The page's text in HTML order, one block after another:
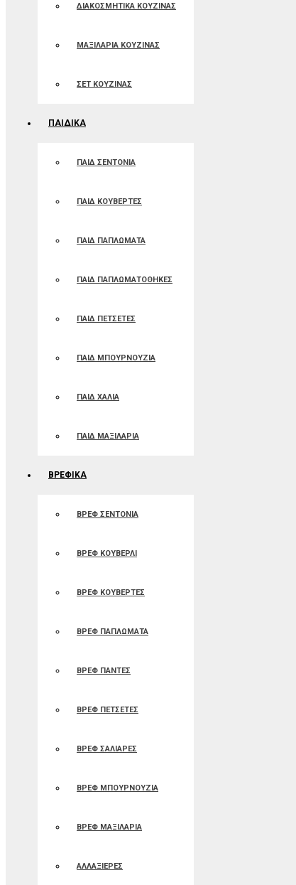
ΔΙΑΚΟΣΜΗΤΙΚΑ ΚΟΥΖΙΝΑΣ
ΜΑΞΙΛΑΡΙΑ ΚΟΥΖΙΝΑΣ
ΣΕΤ ΚΟΥΖΙΝΑΣ
ΠΑΙΔΙΚΑ
ΠΑΙΔ ΣΕΝΤΟΝΙΑ
ΠΑΙΔ ΚΟΥΒΕΡΤΕΣ
ΠΑΙΔ ΠΑΠΛΩΜΑΤΑ
ΠΑΙΔ ΠΑΠΛΩΜΑΤΟΘΗΚΕΣ
ΠΑΙΔ ΠΕΤΣΕΤΕΣ
ΠΑΙΔ ΜΠΟΥΡΝΟΥΖΙΑ
ΠΑΙΔ ΧΑΛΙΑ
ΠΑΙΔ ΜΑΞΙΛΑΡΙΑ
ΒΡΕΦΙΚΑ
ΒΡΕΦ ΣΕΝΤΟΝΙΑ
ΒΡΕΦ ΚΟΥΒΕΡΛΙ
ΒΡΕΦ ΚΟΥΒΕΡΤΕΣ
ΒΡΕΦ ΠΑΠΛΩΜΑΤΑ
ΒΡΕΦ ΠΑΝΤΕΣ
ΒΡΕΦ ΠΕΤΣΕΤΕΣ
ΒΡΕΦ ΣΑΛΙΑΡΕΣ
ΒΡΕΦ ΜΠΟΥΡΝΟΥΖΙΑ
ΒΡΕΦ ΜΑΞΙΛΑΡΙΑ
ΑΛΛΑΞΙΕΡΕΣ